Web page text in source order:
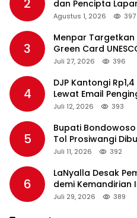
2
dan Pencipta
Agustus 1, 2026 397
3
Menpar
Green Card
2026
Juli 27, 2026 396
4
DJP Kantongi
Lewat Email
Rp36 Triliun
Juli 12, 2026 393
5
Bupati Bondowoso
Tol Prosiwangi
Juli 11, 2026 392
6
LaNyalla Desak
demi Kemandirian
Juli 29, 2026 389